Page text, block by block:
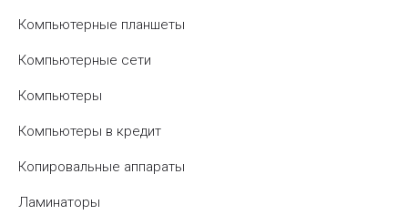
Компьютерные планшеты
Компьютерные сети
Компьютеры
Компьютеры в кредит
Копировальные аппараты
Ламинаторы